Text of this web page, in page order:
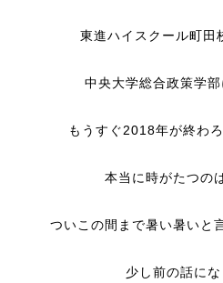
東進ハイスクール町田
中央大学総合政策学部
もうすぐ2018年が終わ
本当に時がたつの
ついこの間まで暑い暑いと
少し前の話にな